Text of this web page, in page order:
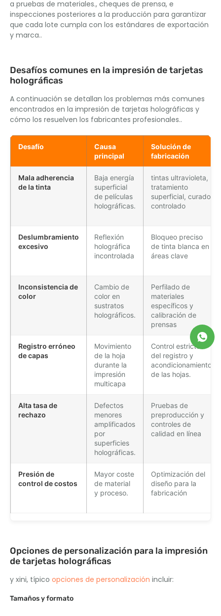
a pruebas de materiales., cheques de prensa, e
inspecciones posteriores a la producción para garantizar
que cada lote cumpla con los estándares de exportación
y marca..
Desafíos comunes en la impresión de tarjetas
holográficas
A continuación se detallan los problemas más comunes
encontrados en la impresión de tarjetas holográficas y
cómo los resuelven los fabricantes profesionales..
Desafío
Causa
principal
Solución de
fabricación
Mala adherencia
de la tinta
Baja energía
superficial
de películas
holográficas.
tintas ultravioleta,
tratamiento
superficial, curado
controlado
Deslumbramiento
excesivo
Reflexión
holográfica
incontrolada
Bloqueo preciso
de tinta blanca en
áreas clave
Inconsistencia de
color
Cambio de
color en
sustratos
holográficos.
Perfilado de
materiales
específicos y
calibración de
prensas
Registro erróneo
de capas
Movimiento
de la hoja
durante la
impresión
multicapa
Control estricto
del registro y
acondicionamiento
de las hojas.
Alta tasa de
rechazo
Defectos
menores
amplificados
por
superficies
holográficas.
Pruebas de
preproducción y
controles de
calidad en línea
Presión de
control de costos
Mayor coste
de material
y proceso.
Optimización del
diseño para la
fabricación
Opciones de personalización para la impresión
de tarjetas holográficas
y xini, típico opciones de personalización incluir:
Tamaños y formato